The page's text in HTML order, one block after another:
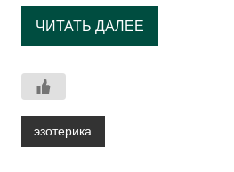
ЧИТАТЬ ДАЛЕЕ
эзотерика